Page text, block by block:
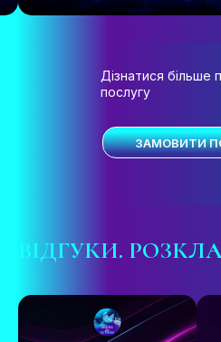
Дізнатися більше
послугу
ЗАМОВИТИ
ВІДГУКИ.